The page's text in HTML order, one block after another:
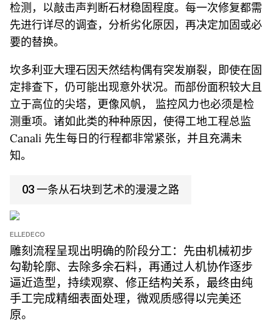
检测，以敲击声判断石材稳固程度。每一次修复都需
先进行详尽的调查，分析劣化原因，再决定加固或必
要的替换。
坎多利亚大理石因天然结构偶有突发崩裂，即使在固
定排查下，仍可能出现意外状况。而部份面积较大且
立于高位的尖塔，更像风帆， 监控风力也必须是检
测重项。诸如此类的种种原因，使得工地工程总监
Canali 先生每日的行程都非常紧张，并且充满未
知。
03 一条从石块到艺术的漫漫之路
ELLEDECO
雕刻流程呈现出明确的阶段分工：先由机械初步
勾勒轮廓、去除多余石料，再通过人机协作逐步
逼近造型，持续观察、修正结构关系，最终由纯
手工完成精细表面处理，微观质感得以完美还
原。